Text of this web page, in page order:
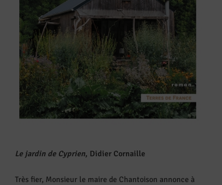
Le jardin de Cyprien, Didier Cornaille
Très fier, Monsieur le maire de Chantoison annonce à